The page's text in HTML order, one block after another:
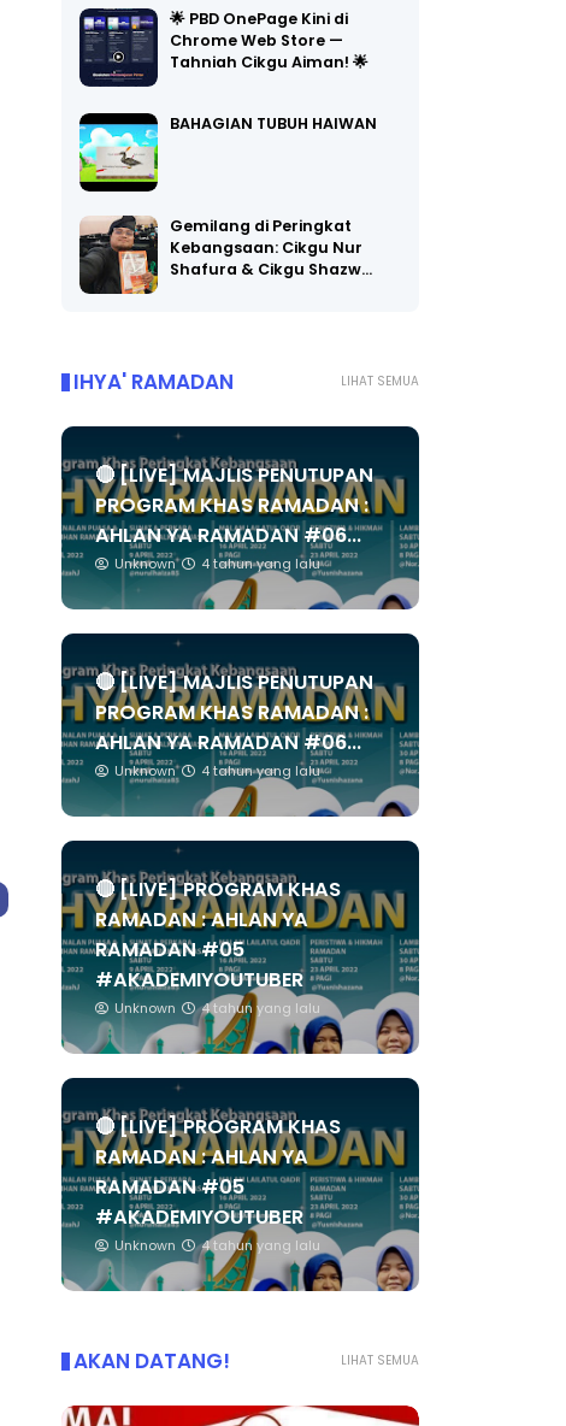
🌟 PBD OnePage Kini di
Chrome Web Store —
Tahniah Cikgu Aiman! 🌟
BAHAGIAN TUBUH HAIWAN
Gemilang di Peringkat
Kebangsaan: Cikgu Nur
Shafura & Cikgu Shazw…
LIHAT SEMUA
IHYA' RAMADAN
🔴 [LIVE] MAJLIS PENUTUPAN
PROGRAM KHAS RAMADAN :
AHLAN YA RAMADAN #06...
Unknown 4 tahun yang lalu
🔴 [LIVE] MAJLIS PENUTUPAN
PROGRAM KHAS RAMADAN :
AHLAN YA RAMADAN #06...
Unknown 4 tahun yang lalu
🔴 [LIVE] PROGRAM KHAS
RAMADAN : AHLAN YA
RAMADAN #05
#AKADEMIYOUTUBER
Unknown 4 tahun yang lalu
🔴 [LIVE] PROGRAM KHAS
RAMADAN : AHLAN YA
RAMADAN #05
#AKADEMIYOUTUBER
Unknown 4 tahun yang lalu
LIHAT SEMUA
AKAN DATANG!